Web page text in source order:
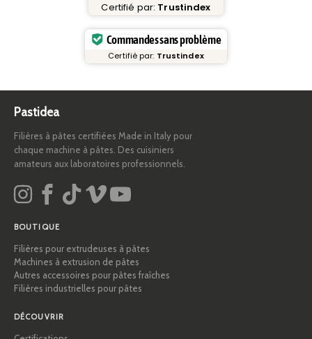
Certifié par: Trustindex
Commandes sans problème
Certifié par: Trustindex
Pastidea
Filières à pâtes certifiées Made in Italy pour
chaque machine à pâtes. Des cuisiniers
amateurs aux laboratoires professionnels.
BOUTIQUE
Filières pour extrudeuses à pâtes
Machines à extrusion de pâtes
Autres accessoires pour pâtes fraîches
Filières industrielles pour pâtes
DÉCOUVRIR